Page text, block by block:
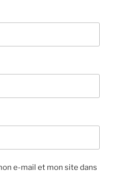
e-mail et mon site dans